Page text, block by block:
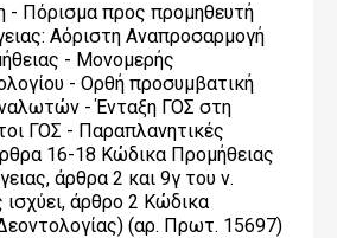
- Πόρισμα προς προμηθευτή
Αόριστη Αναπροσαρμογή
- Μονομερής
- Ορθή προσυμβατική
- Ένταξη ΓΟΣ στη
ΓΟΣ - Παραπλανητικές
16-18 Κώδικα Προμήθειας
άρθρα 2 και 9γ του ν.
άρθρο 2 Κώδικα
(αρ. Πρωτ. 15697)